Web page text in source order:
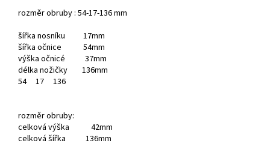
rozměr obruby : 54-17-136 mm
šířka nosníku 17mm
šířka očnice 54mm
výška očnicé 37mm
délka nožičky 136mm
54 17 136
rozměr obruby:
celková výška 42mm
celková šířka 136mm